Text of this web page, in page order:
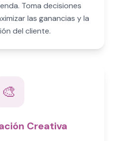
Toma decisiones
las ganancias y la
del cliente.
🎨
Creativa